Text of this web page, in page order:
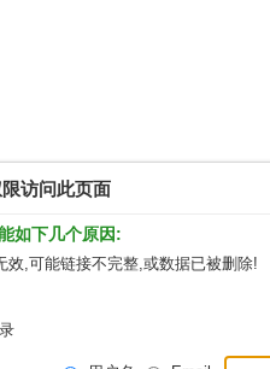
访问此页面
如下几个原因:
,可能链接不完整,或数据已被删除!